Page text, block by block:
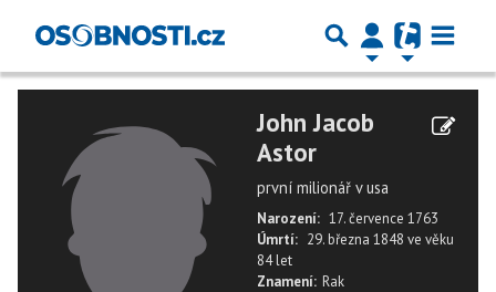
John Jacob
Astor
první milionář v usa
Narození: 17. července 1763
Úmrtí: 29. března 1848 ve věku
84 let
Znamení: Rak